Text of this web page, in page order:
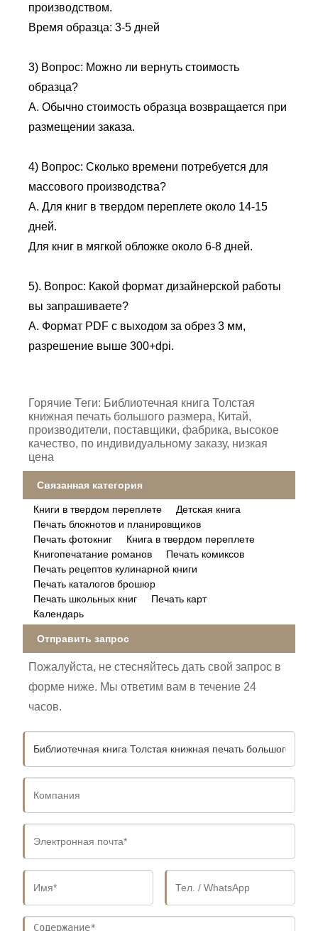
производством.
Время образца: 3-5 дней
3) Вопрос: Можно ли вернуть стоимость
образца?
А. Обычно стоимость образца возвращается при
размещении заказа.
4) Вопрос: Сколько времени потребуется для
массового производства?
А. Для книг в твердом переплете около 14-15
дней.
Для книг в мягкой обложке около 6-8 дней.
5). Вопрос: Какой формат дизайнерской работы
вы запрашиваете?
A. Формат PDF с выходом за обрез 3 мм,
разрешение выше 300+dpi.
Горячие Теги: Библиотечная книга Толстая
книжная печать большого размера, Китай,
производители, поставщики, фабрика, высокое
качество, по индивидуальному заказу, низкая
цена
Связанная категория
Книги в твердом переплете
Детская книга
Печать блокнотов и планировщиков
Печать фотокниг
Книга в твердом переплете
Книгопечатание романов
Печать комиксов
Печать рецептов кулинарной книги
Печать каталогов брошюр
Печать школьных книг
Печать карт
Календарь
Отправить запрос
Пожалуйста, не стесняйтесь дать свой запрос в
форме ниже. Мы ответим вам в течение 24
часов.